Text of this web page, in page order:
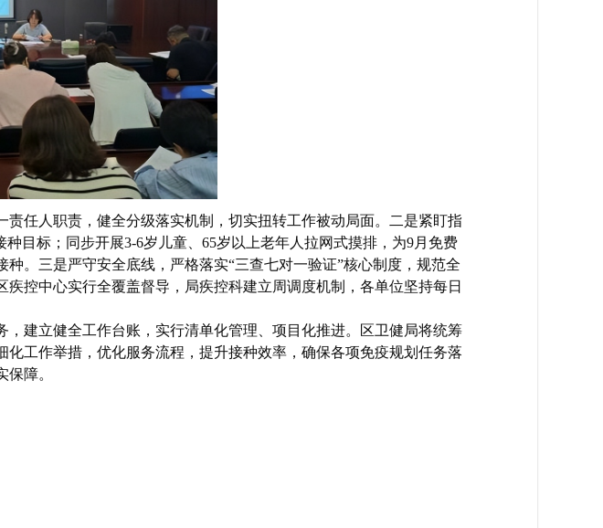
任人职责，健全分级落实机制，切实扭转工作被动局面。二是紧盯指
目标；同步开展3-6岁儿童、65岁以上老年人拉网式摸排，为9月免费
。三是严守安全底线，严格落实“三查七对一验证”核心制度，规范全
控中心实行全覆盖督导，局疾控科建立周调度机制，各单位坚持每日
建立健全工作台账，实行清单化管理、项目化推进。区卫健局将统筹
工作举措，优化服务流程，提升接种效率，确保各项免疫规划任务落
障。